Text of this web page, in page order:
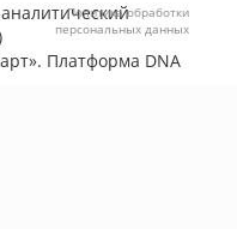
. Платформа DNA
Политика обработки
персональных данных